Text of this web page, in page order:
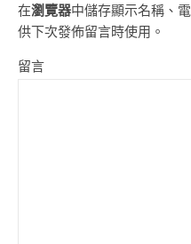
在瀏覽器中儲存顯示名稱、
供下次發佈留言時使用。
留言